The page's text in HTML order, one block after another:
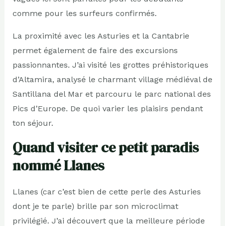
comme pour les surfeurs confirmés.
La proximité avec les Asturies et la Cantabrie
permet également de faire des excursions
passionnantes. J’ai visité les grottes préhistoriques
d’Altamira, analysé le charmant village médiéval de
Santillana del Mar et parcouru le parc national des
Pics d’Europe. De quoi varier les plaisirs pendant
ton séjour.
Quand visiter ce petit paradis
nommé Llanes
Llanes (car c’est bien de cette perle des Asturies
dont je te parle) brille par son microclimat
privilégié. J’ai découvert que la meilleure période